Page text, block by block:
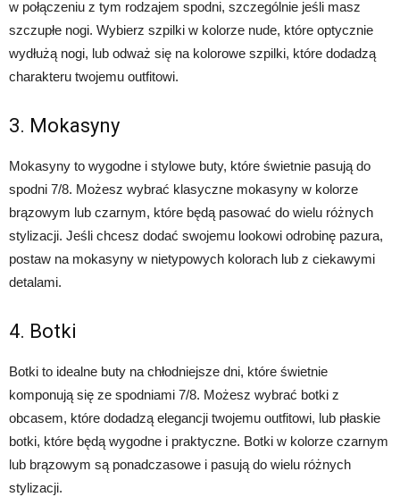
w połączeniu z tym rodzajem spodni, szczególnie jeśli masz
szczupłe nogi. Wybierz szpilki w kolorze nude, które optycznie
wydłużą nogi, lub odważ się na kolorowe szpilki, które dodadzą
charakteru twojemu outfitowi.
3. Mokasyny
Mokasyny to wygodne i stylowe buty, które świetnie pasują do
spodni 7/8. Możesz wybrać klasyczne mokasyny w kolorze
brązowym lub czarnym, które będą pasować do wielu różnych
stylizacji. Jeśli chcesz dodać swojemu lookowi odrobinę pazura,
postaw na mokasyny w nietypowych kolorach lub z ciekawymi
detalami.
4. Botki
Botki to idealne buty na chłodniejsze dni, które świetnie
komponują się ze spodniami 7/8. Możesz wybrać botki z
obcasem, które dodadzą elegancji twojemu outfitowi, lub płaskie
botki, które będą wygodne i praktyczne. Botki w kolorze czarnym
lub brązowym są ponadczasowe i pasują do wielu różnych
stylizacji.